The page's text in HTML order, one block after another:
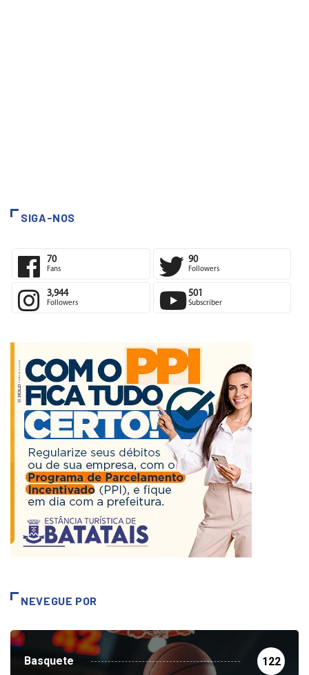
SIGA-NOS
70 90
3,944 501
NEVEGUE POR
Basquete 122